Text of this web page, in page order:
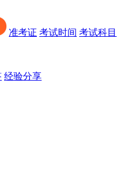
准考证 考试时间 考试科目
经验分享